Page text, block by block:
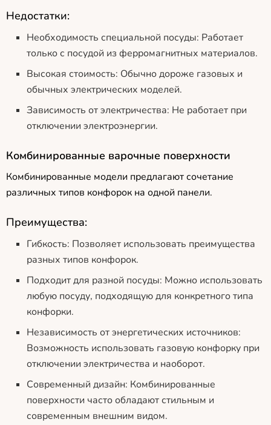
Недостатки:
Необходимость специальной посуды: Работает
только с посудой из ферромагнитных материалов.
Высокая стоимость: Обычно дороже газовых и
обычных электрических моделей.
Зависимость от электричества: Не работает при
отключении электроэнергии.
Комбинированные варочные поверхности
Комбинированные модели предлагают сочетание
различных типов конфорок на одной панели.
Преимущества:
Гибкость: Позволяет использовать преимущества
разных типов конфорок.
Подходит для разной посуды: Можно использовать
любую посуду, подходящую для конкретного типа
конфорки.
Независимость от энергетических источников:
Возможность использовать газовую конфорку при
отключении электричества и наоборот.
Современный дизайн: Комбинированные
поверхности часто обладают стильным и
современным внешним видом.